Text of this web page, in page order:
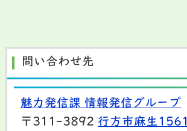
問い合わせ先
魅力発信課 情報発信グループ
〒311-3892 行方市麻生